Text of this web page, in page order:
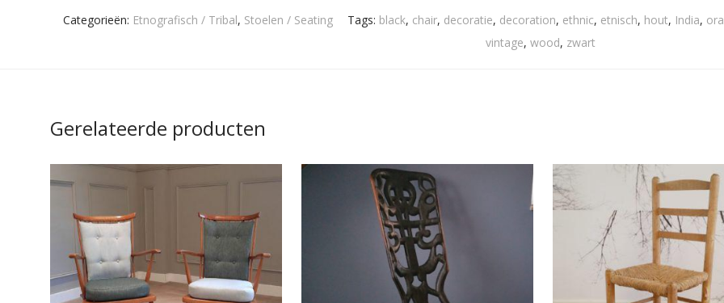
Categorieën: Etnografisch / Tribal, Stoelen / Seating Tags: black, chair, decoratie, decoration, ethnic, etnisch, hout, India,
vintage, wood, zwart
Gerelateerde producten